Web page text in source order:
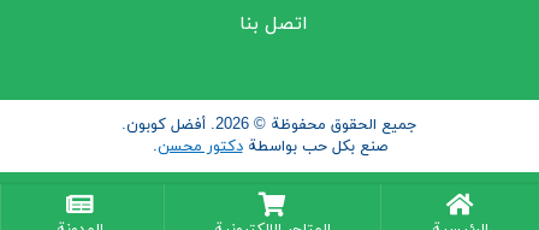
اتصل بنا
جميع الحقوق محفوظة © 2026. أفضل كوبون.
صنع بكل حب بواسطةدكتور محسن.